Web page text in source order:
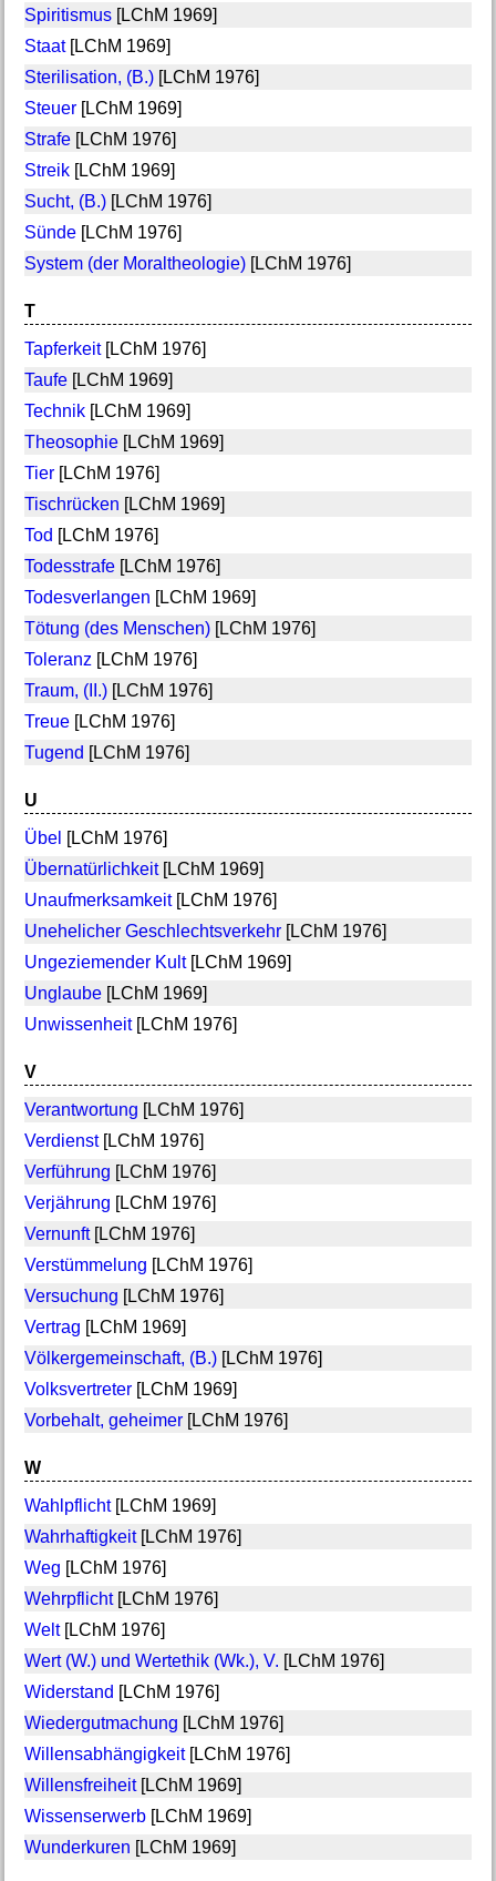
Spiritismus[LChM 1969]
Staat[LChM 1969]
Sterilisation, (B.)[LChM 1976]
Steuer[LChM 1969]
Strafe[LChM 1976]
Streik[LChM 1969]
Sucht, (B.)[LChM 1976]
Sünde[LChM 1976]
System (der Moraltheologie)[LChM 1976]
T
Tapferkeit[LChM 1976]
Taufe[LChM 1969]
Technik[LChM 1969]
Theosophie[LChM 1969]
Tier[LChM 1976]
Tischrücken [LChM 1969]
Tod [LChM 1976]
Todesstrafe[LChM 1976]
Todesverlangen [LChM 1969]
Tötung (des Menschen)[LChM 1976]
Toleranz [LChM 1976]
Traum, (II.)[LChM 1976]
Treue[LChM 1976]
Tugend [LChM 1976]
U
Übel [LChM 1976]
Übernatürlichkeit[LChM 1969]
Unaufmerksamkeit[LChM 1976]
Unehelicher Geschlechtsverkehr[LChM 1976]
Ungeziemender Kult[LChM 1969]
Unglaube[LChM 1969]
Unwissenheit[LChM 1976]
V
Verantwortung [LChM 1976]
Verdienst[LChM 1976]
Verführung [LChM 1976]
Verjährung [LChM 1976]
Vernunft[LChM 1976]
Verstümmelung [LChM 1976]
Versuchung [LChM 1976]
Vertrag [LChM 1969]
Völkergemeinschaft, (B.)[LChM 1976]
Volksvertreter[LChM 1969]
Vorbehalt, geheimer[LChM 1976]
W
Wahlpflicht[LChM 1969]
Wahrhaftigkeit[LChM 1976]
Weg [LChM 1976]
Wehrpflicht[LChM 1976]
Welt[LChM 1976]
Wert (W.) und Wertethik (Wk.), V. [LChM 1976]
Widerstand [LChM 1976]
Wiedergutmachung [LChM 1976]
Willensabhängigkeit[LChM 1976]
Willensfreiheit[LChM 1969]
Wissenserwerb[LChM 1969]
Wunderkuren [LChM 1969]